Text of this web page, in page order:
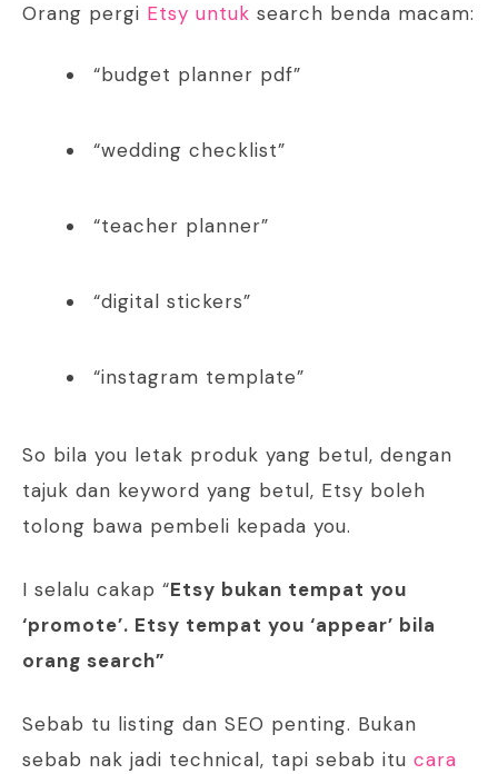
Orang pergi Etsy untuk search benda macam:
“budget planner pdf”
“wedding checklist”
“teacher planner”
“digital stickers”
“instagram template”
So bila you letak produk yang betul, dengan
tajuk dan keyword yang betul, Etsy boleh
tolong bawa pembeli kepada you.
I selalu cakap “Etsy bukan tempat you
‘promote’. Etsy tempat you ‘appear’ bila
orang search”
Sebab tu listing dan SEO penting. Bukan
sebab nak jadi technical, tapi sebab itu cara